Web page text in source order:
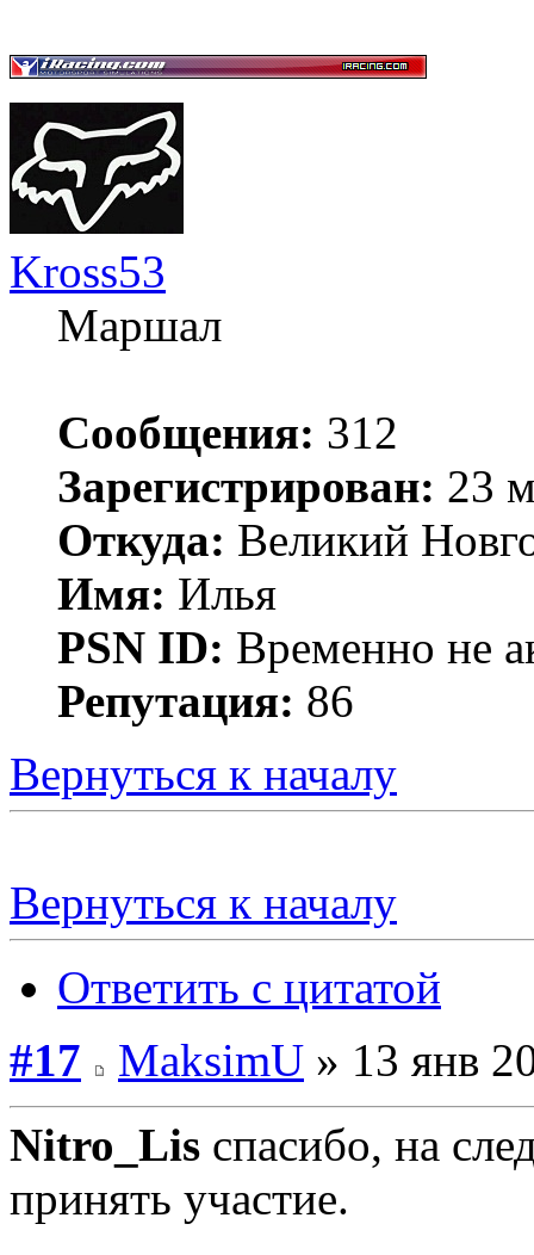
Kross53
Маршал
Сообщения: 312
Зарегистрирован: 23
Откуда: Великий
Имя: Илья
PSN ID: Временно не
Репутация: 86
Вернуться к началу
Вернуться к началу
Ответить с цитатой
#17
MaksimU » 13 янв
Nitro_Lis спасибо, на
принять участие.